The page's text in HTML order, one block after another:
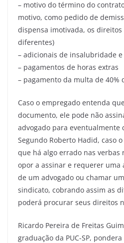
– motivo do término do
motivo, como pedido de
dispensa imotivada, os
diferentes)
– adicionais de insalubridade
– pagamentos de horas extras
– pagamento da multa de 40%
Caso o empregado entenda
documento, ele pode não
advogado para eventualmente
Segundo Roberto Hadid, caso
que há algo errado nas verbas
opor a assinar e requerer uma
de um advogado ou chamar
sindicato, cobrando assim as
poderá procurar seus direitos
Ricardo Pereira de Freitas
graduação da PUC-SP,